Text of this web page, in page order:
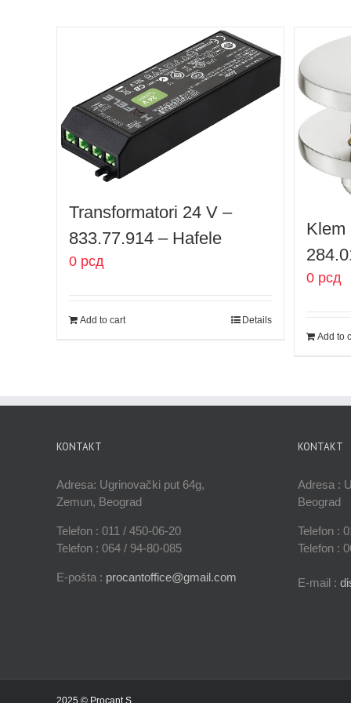
Transformatori 24 V –
833.77.914 – Hafele
0 рсд
Add to cart Details
Klem
0 рсд
Add to
KONTAKT
Adresa: Ugrinovački put 64g,
Zemun, Beograd
Telefon : 011 / 450-06-20
Telefon : 064 / 94-80-085
E-pošta : procantoffice@gmail.com
KONTAKT
Adresa :
Beograd
Telefon :
Telefon :
E-mail :
2025 © Procant S